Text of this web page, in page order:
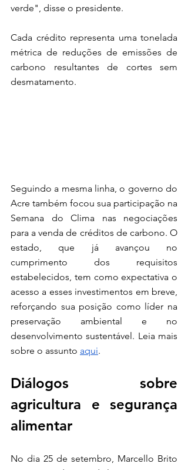
verde", disse o presidente.
Cada crédito representa uma tonelada
métrica de reduções de emissões de
carbono resultantes de cortes sem
desmatamento.
Seguindo a mesma linha, o governo do
Acre também focou sua participação na
Semana do Clima nas negociações
para a venda de créditos de carbono. O
estado, que já avançou no
cumprimento dos requisitos
estabelecidos, tem como expectativa o
acesso a esses investimentos em breve,
reforçando sua posição como líder na
preservação ambiental e no
desenvolvimento sustentável. Leia mais
sobre o assunto aqui.
Diálogos sobre
agricultura e segurança
alimentar
No dia 25 de setembro, Marcello Brito